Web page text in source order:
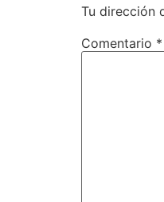
Tu dirección
Comentario *